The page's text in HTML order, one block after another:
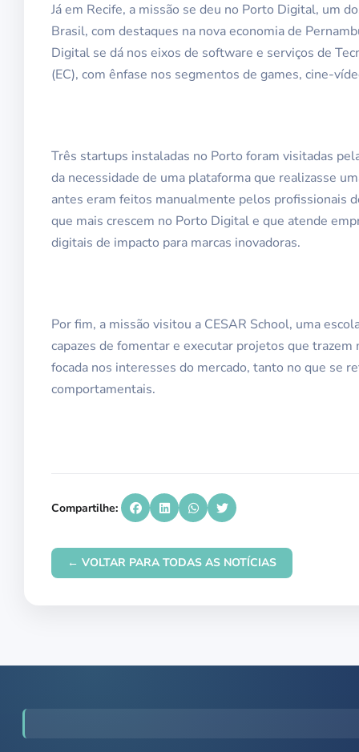
Já em Recife, a missão se deu no Porto Digital, um
Brasil, com destaques na nova economia de
Digital se dá nos eixos de software e serviços de
(EC), com ênfase nos segmentos de games, cine-
Três startups instaladas no Porto foram visitadas
da necessidade de uma plataforma que realizasse
antes eram feitos manualmente pelos profissionais
que mais crescem no Porto Digital e que atende
digitais de impacto para marcas inovadoras.
Por fim, a missão visitou a CESAR School, uma
capazes de fomentar e executar projetos que
focada nos interesses do mercado, tanto no que se
comportamentais.
Compartilhe:
← VOLTAR PARA TODAS AS NOTÍCIAS